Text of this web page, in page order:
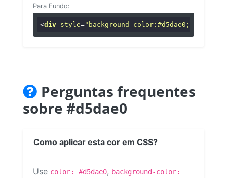
Para Fundo:
<div style="background-color:#d5dae0;"
Perguntas frequentes
sobre #d5dae0
Como aplicar esta cor em CSS?
Use color: #d5dae0, background-color: